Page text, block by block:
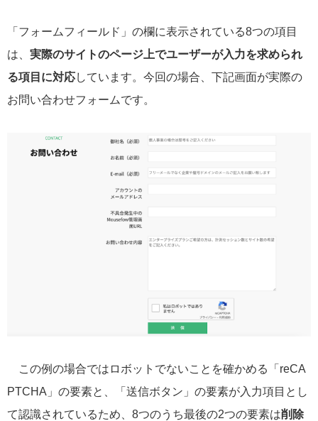
「フォームフィールド」の欄に表示されている8つの項目
は、 実際のサイトのページ上でユーザーが入力を求められ
る項目に対応しています。今回の場合、下記画面が実際の
お問い合わせフォームです。
この例の場合ではロボットでないことを確かめる「reCA
PTCHA」の要素と、「送信ボタン」の要素が入力項目とし
て認識されているため、8つのうち最後の2つの要素は削除